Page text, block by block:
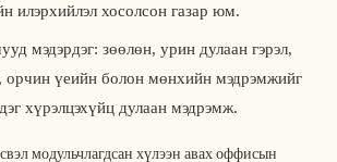
илэрхийлэл хосолсон газар юм.
мэдэрдэг: зөөлөн, урин дулаан гэрэл,
орчин үеийн болон мөнхийн мэдрэмжийг
хүрэлцэхүйц дулаан мэдрэмж.